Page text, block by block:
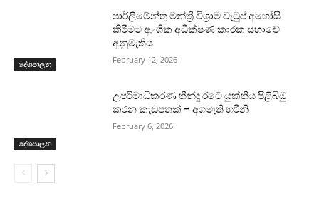
දේශපාලන
පාර්ලිමේන්තු මන්ත්‍රී විශ්‍රාම වැටුප් අහෝසි
කිරීමට ආංශික අධීක්ෂණ කාරක සභාවේ
අනුමැතිය
February 12, 2026
දේශපාලන
උපරිමාධිකරණ තීන්දු රටේ යුක්තිය පිළිබිඹු
කරන කැඩපතක් – අගමැති හරිනි
February 6, 2026